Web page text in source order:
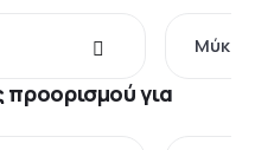
προορισμού για